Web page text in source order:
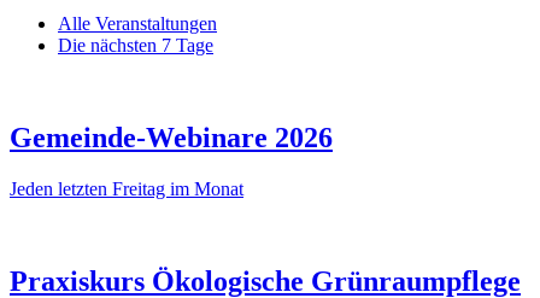
Alle Veranstaltungen
Die nächsten 7 Tage
Gemeinde-Webinare 2026
Jeden letzten Freitag im Monat
Praxiskurs Ökologische Grünraumpflege